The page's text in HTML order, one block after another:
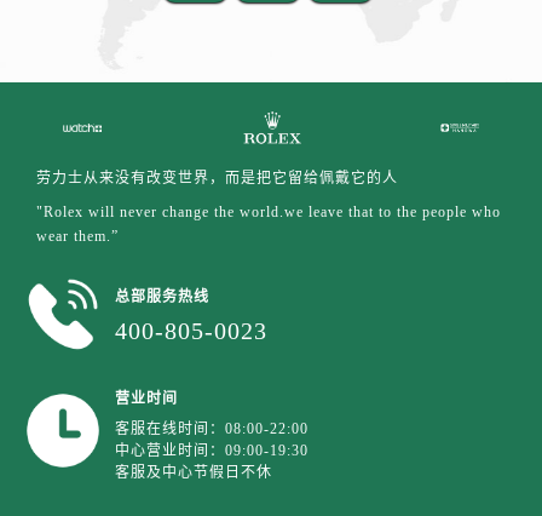
劳力士从来没有改变世界，而是把它留给佩戴它的人
"Rolex will never change the world.we leave that to the people who
wear them.”
总部服务热线
400-805-0023
营业时间
客服在线时间：08:00-22:00
中心营业时间：09:00-19:30
客服及中心节假日不休